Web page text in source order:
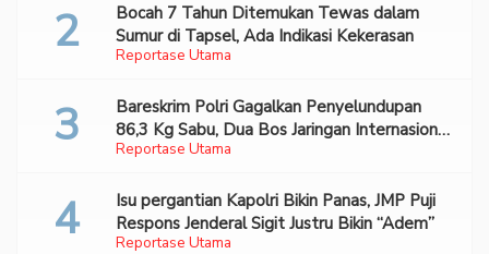
Reportase Utama
Bocah 7 Tahun Ditemukan Tewas dalam
Sumur di Tapsel, Ada Indikasi Kekerasan
Reportase Utama
Bareskrim Polri Gagalkan Penyelundupan
86,3 Kg Sabu, Dua Bos Jaringan Internasional
Diburu
Reportase Utama
Isu pergantian Kapolri Bikin Panas, JMP Puji
Respons Jenderal Sigit Justru Bikin “Adem”